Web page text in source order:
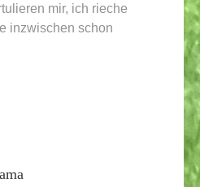
mir, ich rieche
inzwischen schon